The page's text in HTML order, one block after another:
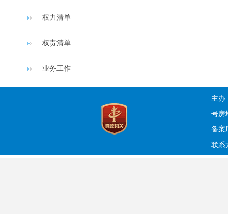
权力清单
权责清单
业务工作
主办
号房
备案
联系